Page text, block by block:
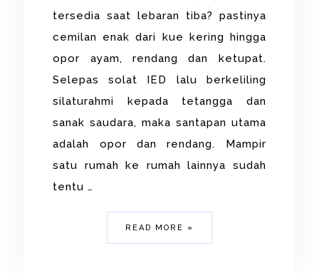
tersedia saat lebaran tiba? pastinya
cemilan enak dari kue kering hingga
opor ayam, rendang dan ketupat.
Selepas solat IED lalu berkeliling
silaturahmi kepada tetangga dan
sanak saudara, maka santapan utama
adalah opor dan rendang. Mampir
satu rumah ke rumah lainnya sudah
tentu …
READ MORE »